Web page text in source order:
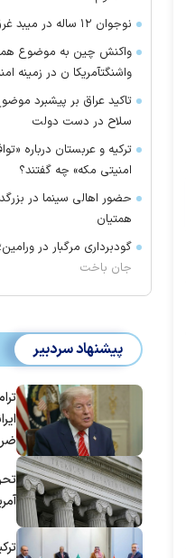
نوجوان ۱۲ ساله در میبد غرق شد
واکنش چین به موضوع
واشنگتآمریکا ن در زمینه
تاکید عراق بر پیشبرد
سلاح در دست دولت
ترکیه و عربستان درباره
امنیتی مکه» چه گفتند؟
حضور اهالی سینما در
همتیان
گودبرداری مرگبار در
جان باخت
پیشنهاد سردبیر